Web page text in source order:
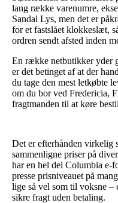
lang række varenumre,
Sandal Lys, men det er
for et fastslået klokkeslæt,
ordren sendt afsted inden
En række netbutikker yder
er det betinget af at der
du tage den mest letkøbte
om du bor ved Fredericia,
fragtmanden til at køre
Det er efterhånden virkelig
sammenligne priser på
har en hel del Columbia e-
presse prisniveauet på
lige så vel som til voksne –
sikre fragt uden betaling.